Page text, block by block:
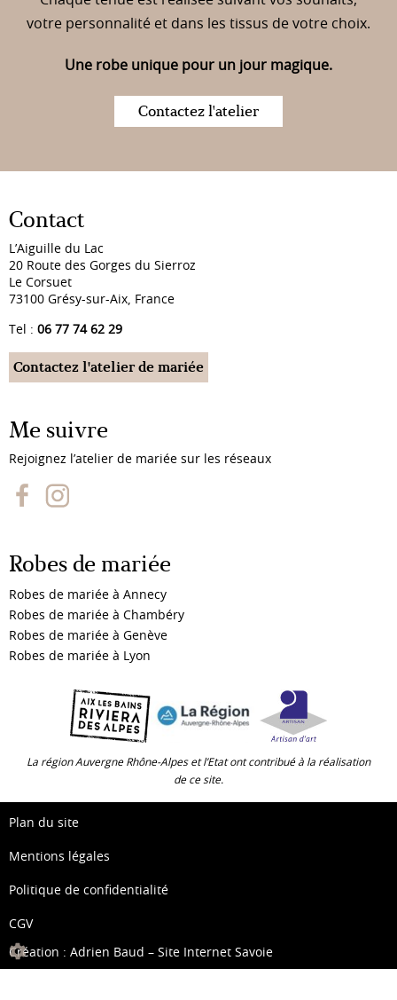
votre personnalité et dans les tissus de votre choix.
Une robe unique pour un jour magique.
Contactez l'atelier
Contact
L’Aiguille du Lac
20 Route des Gorges du Sierroz
Le Corsuet
73100 Grésy-sur-Aix, France
Tel : 06 77 74 62 29
Contactez l'atelier de mariée
Me suivre
Rejoignez l’atelier de mariée sur les réseaux
Robes de mariée
Robes de mariée à Annecy
Robes de mariée à Chambéry
Robes de mariée à Genève
Robes de mariée à Lyon
La région Auvergne Rhône-Alpes et l’Etat ont contribué à la réalisation
de ce site.
Plan du site
Mentions légales
Politique de confidentialité
CGV
Création : Adrien Baud – Site Internet Savoie